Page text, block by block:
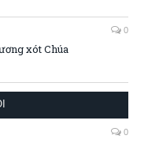
0
xót Chúa
0